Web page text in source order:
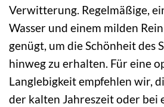
Verwitterung. Regelmäßige,
Wasser und einem milden
genügt, um die Schönheit des
hinweg zu erhalten. Für eine
Langlebigkeit empfehlen wir,
der kalten Jahreszeit oder bei